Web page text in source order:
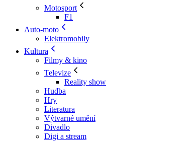
Motosport
F1
Auto-moto
Elektromobily
Kultura
Filmy & kino
Televize
Reality show
Hudba
Hry
Literatura
Výtvarné umění
Divadlo
Digi a stream